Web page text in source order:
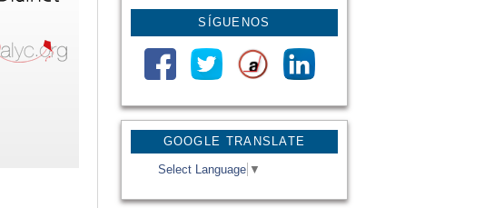
GOOGLE TRANSLATE
Select Language ▼
SÍGUENOS